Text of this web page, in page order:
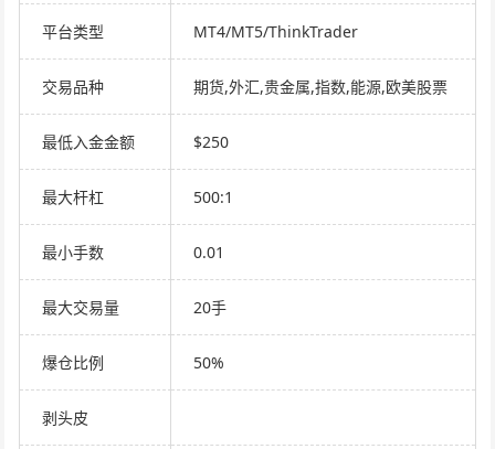
平台类型 MT4/MT5/ThinkTrader
交易品种 期货,外汇,贵金属,指数,能源,欧美股票
最低入金金额 $250
最大杆杠 500:1
最小手数 0.01
最大交易量 20手
爆仓比例 50%
剥头皮